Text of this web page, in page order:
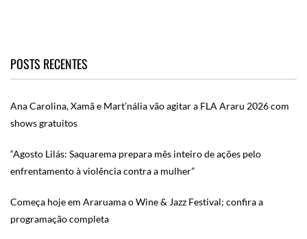
POSTS RECENTES
Ana Carolina, Xamã e Mart’nália vão agitar a FLA Araru 2026 com
shows gratuitos
“Agosto Lilás: Saquarema prepara mês inteiro de ações pelo
enfrentamento à violência contra a mulher”
Começa hoje em Araruama o Wine & Jazz Festival; confira a
programação completa